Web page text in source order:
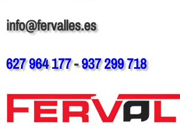
info@fervalles.es
627 964 177-937 299 718